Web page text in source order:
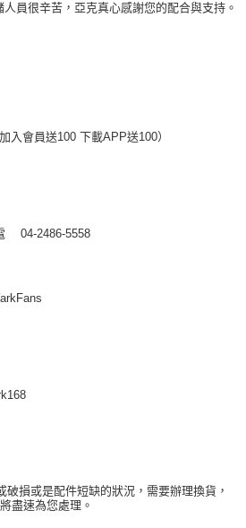
員很辛苦，亞克真心感謝您的配合與支持。
會員送100 下載APP送100）
04-2486-5558
破損或是配件短缺的狀況，需要辦理換貨，
盡速為您處理。